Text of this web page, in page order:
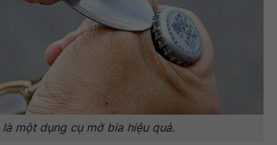
là một dụng cụ mở bia hiệu quả.